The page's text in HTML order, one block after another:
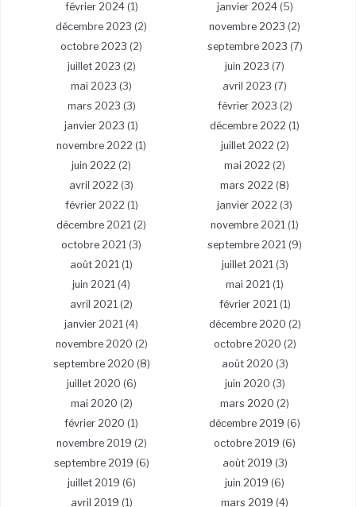
février 2024(1) janvier 2024(5)
décembre 2023 (2) novembre 2023 (2)
octobre 2023 (2) septembre 2023 (7)
juillet 2023 (2) juin 2023 (7)
mai 2023 (3) avril 2023 (7)
mars 2023 (3) février 2023 (2)
janvier 2023 (1) décembre 2022 (1)
novembre 2022 (1) juillet 2022 (2)
juin 2022 (2) mai 2022 (2)
avril 2022 (3) mars 2022 (8)
février 2022 (1) janvier 2022 (3)
décembre 2021 (2) novembre 2021 (1)
octobre 2021 (3) septembre 2021 (9)
août 2021 (1) juillet 2021(3)
juin 2021 (4) mai 2021 (1)
avril 2021 (2) février 2021(1)
janvier 2021 (4) décembre 2020 (2)
novembre 2020 (2) octobre 2020 (2)
septembre 2020 (8) août 2020 (3)
juillet 2020 (6) juin 2020 (3)
mai 2020 (2) mars 2020 (2)
février 2020 (1) décembre 2019 (6)
novembre 2019 (2) octobre 2019 (6)
septembre 2019 (6) août 2019 (3)
juillet 2019 (6) juin 2019 (6)
avril 2019 (1) mars 2019 (4)